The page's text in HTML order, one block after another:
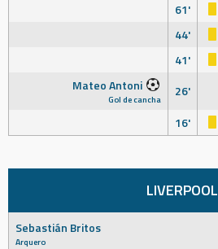
61'
44'
41'
Mateo Antoni
Gol de cancha
26'
16'
LIVERPOOL
Sebastián Britos
Arquero